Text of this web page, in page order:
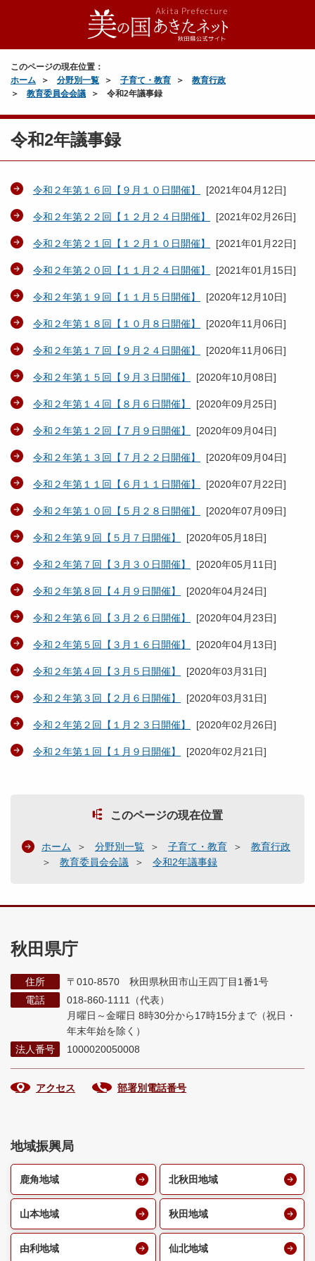
このページの現在位置：
ホーム
分野別一覧 子育て・教育
教育行政
教育委員会会議
令和2年議事録
令和2年議事録
令和２年第１６回【９月１０日開催】 [2021年04月12日]
令和２年第２２回【１２月２４日開催】 [2021年02月26日]
令和２年第２１回【１２月１０日開催】 [2021年01月22日]
令和２年第２０回【１１月２４日開催】 [2021年01月15日]
令和２年第１９回【１１月５日開催】 [2020年12月10日]
令和２年第１８回【１０月８日開催】 [2020年11月06日]
令和２年第１７回【９月２４日開催】 [2020年11月06日]
令和２年第１５回【９月３日開催】 [2020年10月08日]
令和２年第１４回【８月６日開催】 [2020年09月25日]
令和２年第１２回【７月９日開催】 [2020年09月04日]
令和２年第１３回【７月２２日開催】 [2020年09月04日]
令和２年第１１回【６月１１日開催】 [2020年07月22日]
令和２年第１０回【５月２８日開催】 [2020年07月09日]
令和２年第９回【５月７日開催】 [2020年05月18日]
令和２年第７回【３月３０日開催】 [2020年05月11日]
令和２年第８回【４月９日開催】 [2020年04月24日]
令和２年第６回【３月２６日開催】 [2020年04月23日]
令和２年第５回【３月１６日開催】 [2020年04月13日]
令和２年第４回【３月５日開催】 [2020年03月31日]
令和２年第３回【２月６日開催】 [2020年03月31日]
令和２年第２回【１月２３日開催】 [2020年02月26日]
令和２年第１回【１月９日開催】 [2020年02月21日]
このページの現在位置
ホーム 分野別一覧 子育て・教育
教育行政
教育委員会会議
令和2年議事録
秋田県庁
住所
〒010-8570 秋田県秋田市山王四丁目1番1号
電話
018-860-1111（代表）
月曜日～金曜日 8時30分から17時15分まで （祝日・
年末年始を除く）
法人番号
1000020050008
アクセス 部署別電話番号
地域振興局
鹿角地域 北秋田地域
山本地域 秋田地域
由利地域 仙北地域